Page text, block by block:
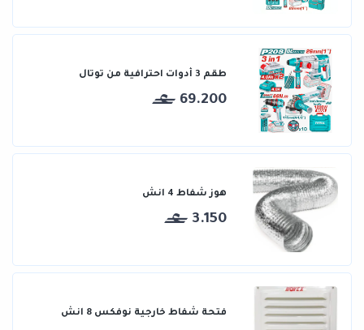
طقم 3 أدوات احترافية من توتال
69.200
هوز شفاط 4 انش
3.150
فتحة شفاط خارجية نوفكس 8 انش